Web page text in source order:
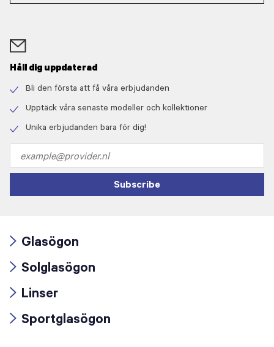
Håll dig uppdaterad
icon
Bli den första att få våra erbjudanden
icon
Upptäck våra senaste modeller och kollektioner
Unika erbjudanden bara för dig!
address
Subscribe
icon
Glasögon
icon
Solglasögon
icon
Linser
Sportglasögon